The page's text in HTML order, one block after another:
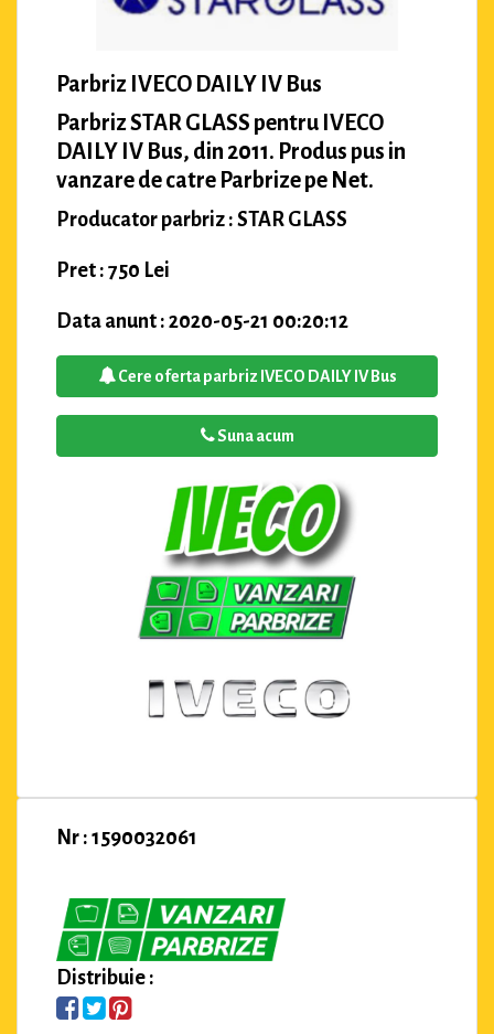
Parbriz IVECO DAILY IV Bus
Parbriz STAR GLASS pentru IVECO
DAILY IV Bus, din 2011. Produs pus in
vanzare de catre Parbrize pe Net.
Producator parbriz : STAR GLASS
Pret : 750 Lei
Data anunt : 2020-05-21 00:20:12
Cere oferta parbriz IVECO DAILY IV Bus
Suna acum
Nr : 1590032061
Distribuie :